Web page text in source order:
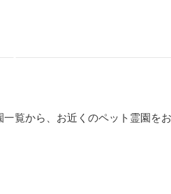
覧から、お近くのペット霊園を